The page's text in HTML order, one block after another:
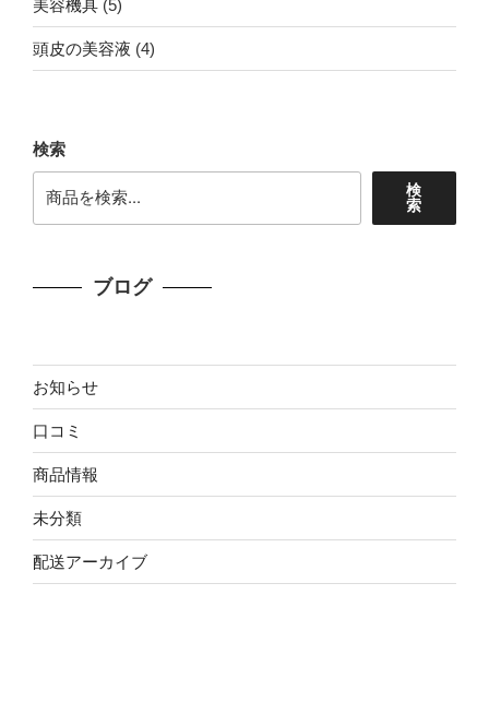
美容機具 5
個
の
頭皮の美容液 44
個
検索
検
索
ブログ
お知らせ
口コミ
商品情報
未分類
配送アーカイブ